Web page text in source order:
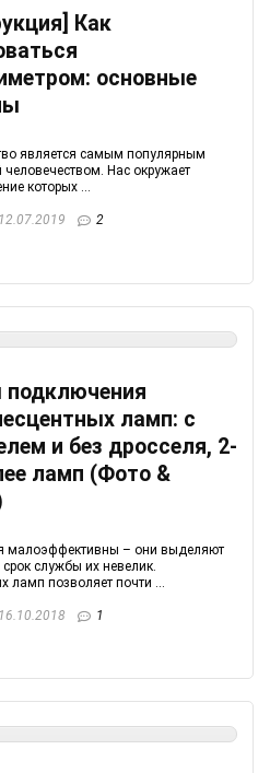
Как
основные
является самым популярным
Нас окружает
которых ...
12.07.2019 2
ламп: с
и без дросселя, 2-
ламп (Фото &
– они выделяют
службы их невелик.
ламп позволяет почти ...
16.10.2018 1